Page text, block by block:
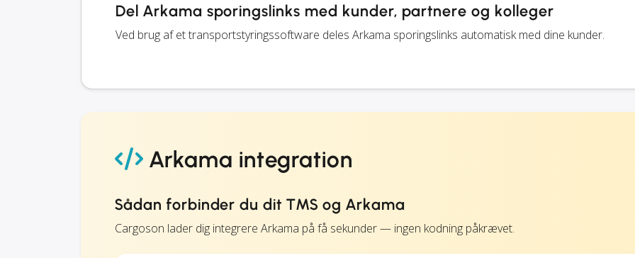
Del Arkama sporingslinks med kunder, partnere og kolleger
Ved brug af et transportstyringssoftware deles Arkama sporingslinks automatisk med dine kunder.
Arkama integration
Sådan forbinder du dit TMS og Arkama
Cargoson lader dig integrere Arkama på få sekunder — ingen kodning påkrævet.